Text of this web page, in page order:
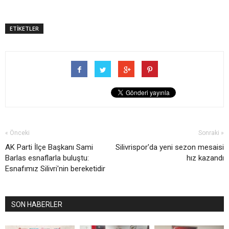
ETİKETLER
« Önceki
AK Parti İlçe Başkanı Sami
Barlas esnaflarla buluştu:
Esnafımız Silivri'nin bereketidir
Sonraki »
Silivrispor'da yeni sezon mesaisi
hız kazandı
SON HABERLER